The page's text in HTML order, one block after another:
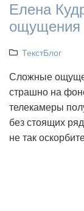
Елена
ощущения
ТекстБлог
Сложные
страшно на
телекамеры
без стоящих
не так